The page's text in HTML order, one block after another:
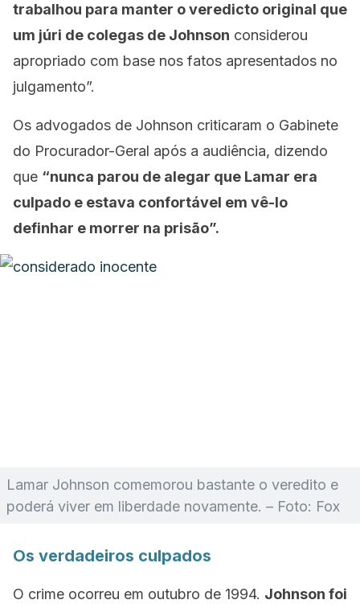
trabalhou para manter o veredicto original que
um júri de colegas de Johnson considerou
apropriado com base nos fatos apresentados no
julgamento”.
Os advogados de Johnson criticaram o Gabinete
do Procurador-Geral após a audiência, dizendo
que “nunca parou de alegar que Lamar era
culpado e estava confortável em vê-lo
definhar e morrer na prisão”.
Lamar Johnson comemorou bastante o veredito e
poderá viver em liberdade novamente. – Foto: Fox
Os verdadeiros culpados
O crime ocorreu em outubro de 1994. Johnson foi